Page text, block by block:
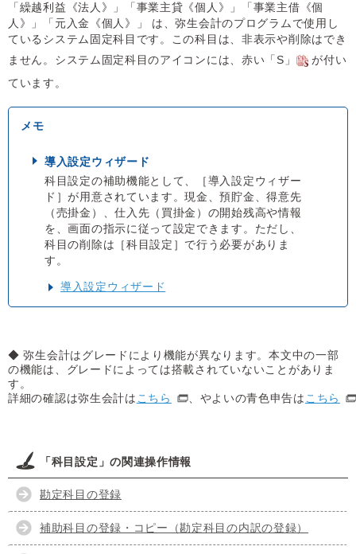
「繰越利益《法人》」「事業主貸《個人》」「事業主借《個
人》」「元入金《個人》」 は、弥生会計のプログラムで使用し
ているシステム固定科目です。この科目は、非表示や削除はでき
ません。システム固定科目のアイコンには、赤い「S」
が付い
ています。
導入設定ウィザード
科目設定の補助機能として、［導入設定ウィザー
ド］が用意されています。現金、預貯金、得意先
（売掛金）、仕入先（買掛金）の開始残高や情報
を、画面の指示に従って設定できます。ただし、
科目の削除は［科目設定］で行う必要がありま
す。
導入設定ウィザード
◆ 弥生会計はグレードにより機能が異なります。本文中の一部
の機能は、グレードによっては搭載されていないことがありま
す。
詳細の確認は弥生会計はこちら 、やよいの青色申告はこちら
「科目設定」の関連操作情報
勘定科目の登録
補助科目の登録・コピー（勘定科目の内訳の登録）